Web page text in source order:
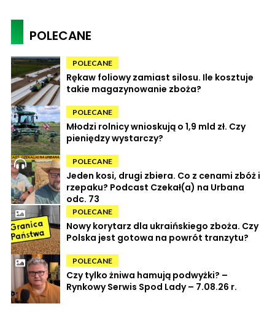
POLECANE
POLECANE
Rękaw foliowy zamiast silosu. Ile kosztuje
takie magazynowanie zboża?
POLECANE
Młodzi rolnicy wnioskują o 1,9 mld zł. Czy
pieniędzy wystarczy?
POLECANE
Jeden kosi, drugi zbiera. Co z cenami zbóż i
rzepaku? Podcast Czekał(a) na Urbana
odc. 73
POLECANE
Nowy korytarz dla ukraińskiego zboża. Czy
Polska jest gotowa na powrót tranzytu?
POLECANE
Czy tylko żniwa hamują podwyżki? –
Rynkowy Serwis Spod Lady – 7.08.26 r.